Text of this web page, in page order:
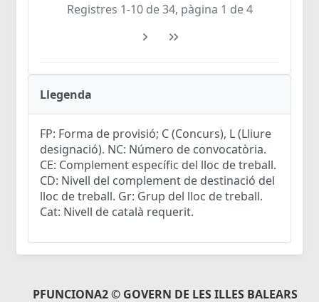
Registres 1-10 de 34, pàgina 1 de 4
Llegenda
FP: Forma de provisió; C (Concurs), L (Lliure
designació). NC: Número de convocatòria.
CE: Complement específic del lloc de treball.
CD: Nivell del complement de destinació del
lloc de treball. Gr: Grup del lloc de treball.
Cat: Nivell de català requerit.
PFUNCIONA2 © GOVERN DE LES ILLES BALEARS